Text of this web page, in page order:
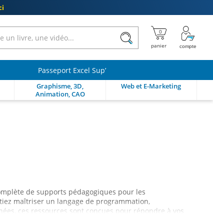
Passeport Excel Sup’
Graphisme, 3D,
Animation, CAO
Web et E-Marketing
de supports pédagogiques pour les
maîtriser un langage de programmation,
ces ressources sont conçues pour répondre à vos